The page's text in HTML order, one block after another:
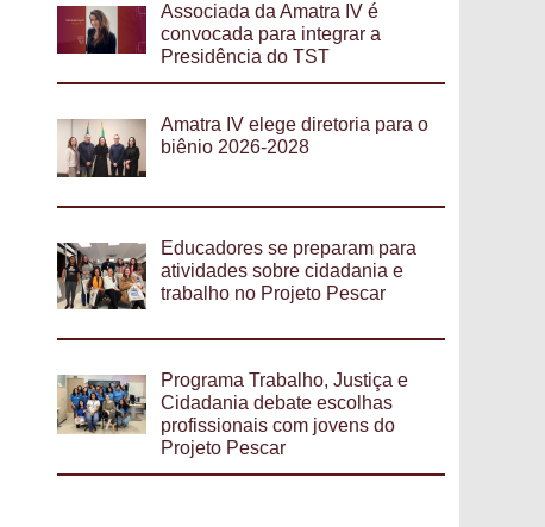
Associada da Amatra IV é
convocada para integrar a
Presidência do TST
Amatra IV elege diretoria para o
biênio 2026-2028
Educadores se preparam para
atividades sobre cidadania e
trabalho no Projeto Pescar
Programa Trabalho, Justiça e
Cidadania debate escolhas
profissionais com jovens do
Projeto Pescar